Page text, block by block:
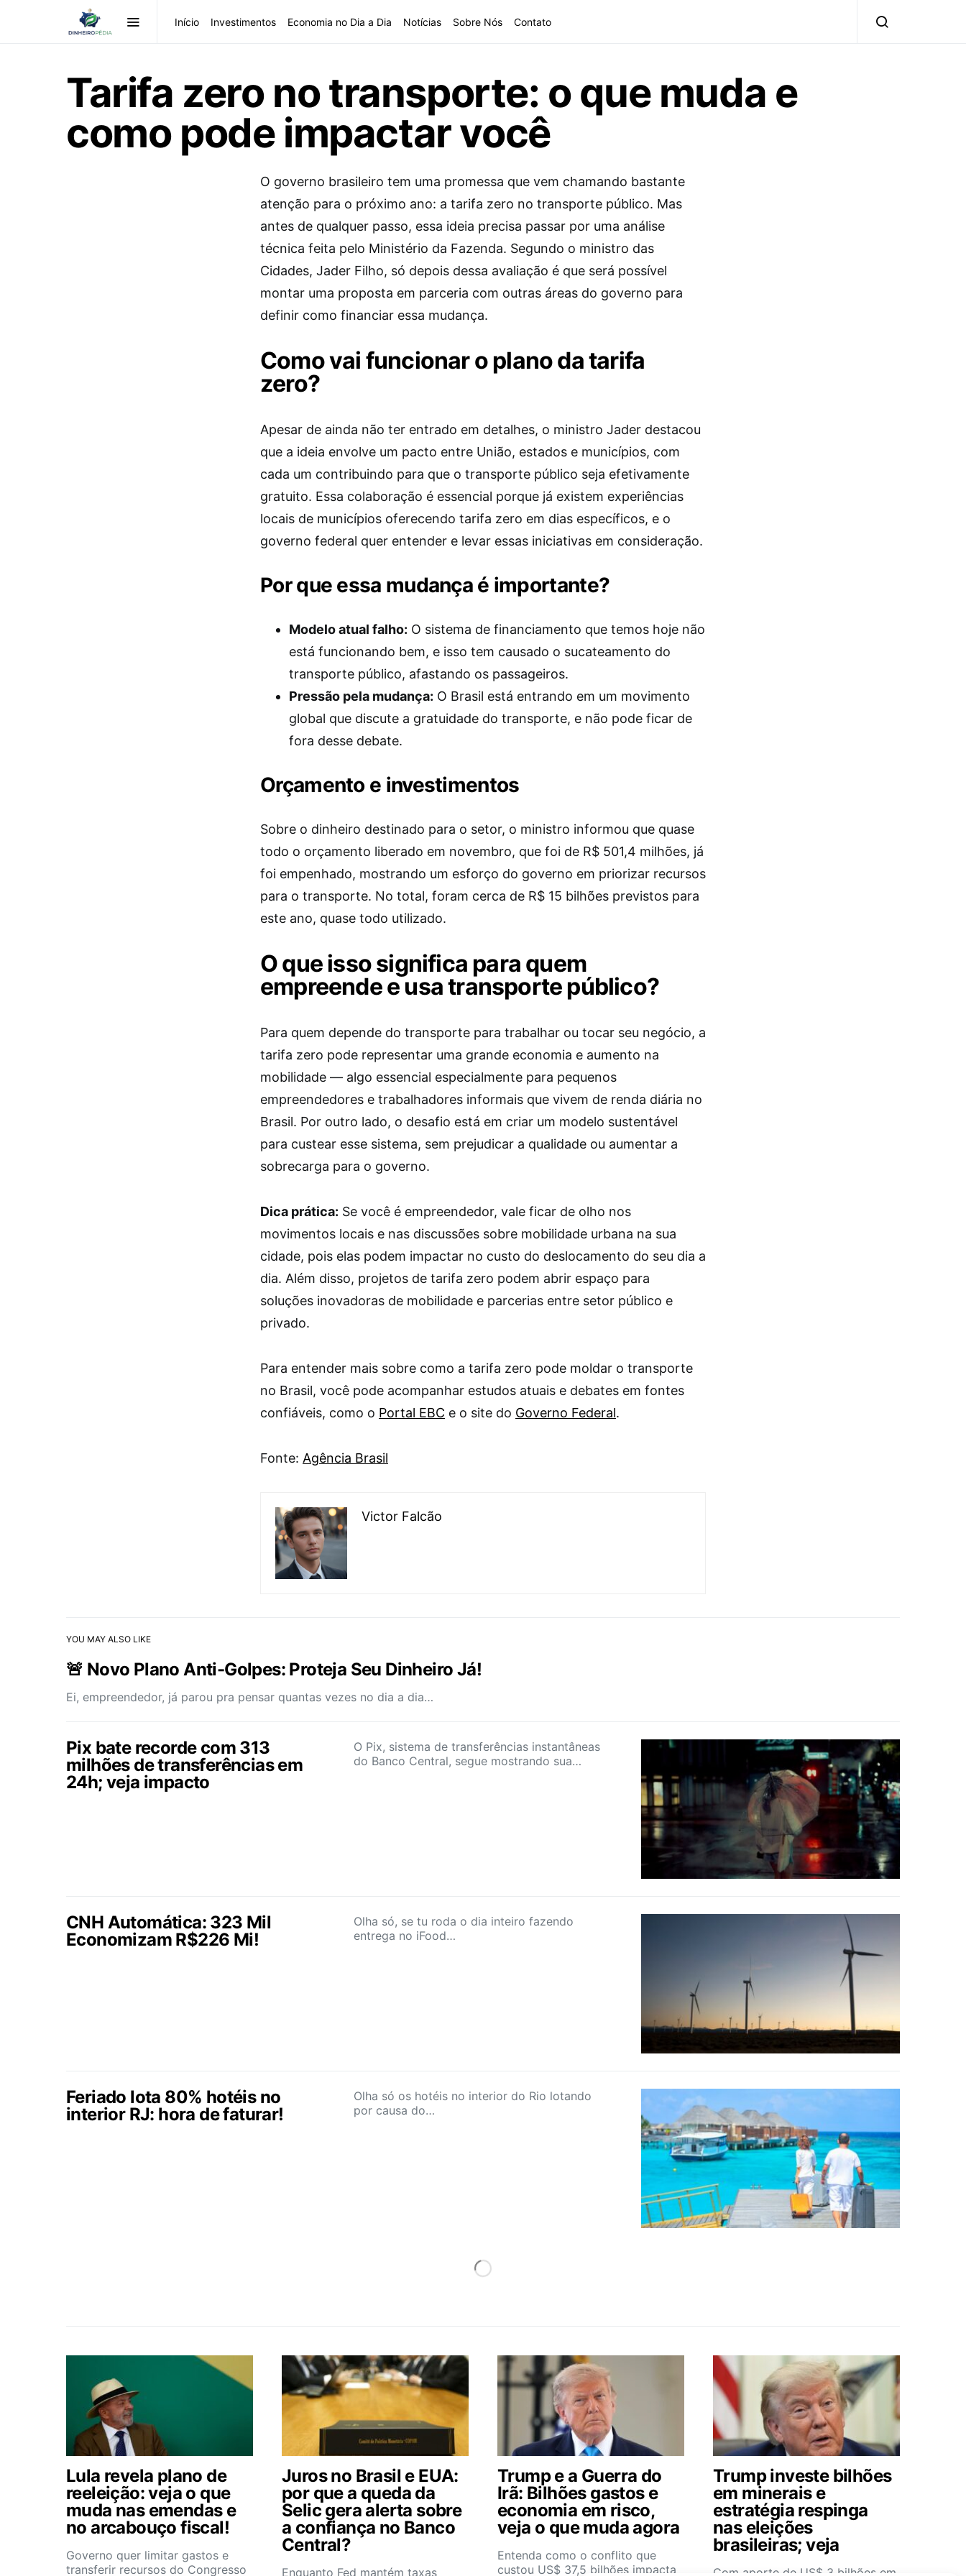
Início Investimentos Economia no Dia a Dia Notícias Sobre Nós Contato
Tarifa zero no transporte: o que muda e
como pode impactar você
O governo brasileiro tem uma promessa que vem chamando bastante
atenção para o próximo ano: a tarifa zero no transporte público. Mas
antes de qualquer passo, essa ideia precisa passar por uma análise
técnica feita pelo Ministério da Fazenda. Segundo o ministro das
Cidades, Jader Filho, só depois dessa avaliação é que será possível
montar uma proposta em parceria com outras áreas do governo para
definir como financiar essa mudança.
Como vai funcionar o plano da tarifa
zero?
Apesar de ainda não ter entrado em detalhes, o ministro Jader destacou
que a ideia envolve um pacto entre União, estados e municípios, com
cada um contribuindo para que o transporte público seja efetivamente
gratuito. Essa colaboração é essencial porque já existem experiências
locais de municípios oferecendo tarifa zero em dias específicos, e o
governo federal quer entender e levar essas iniciativas em consideração.
Por que essa mudança é importante?
Modelo atual falho: O sistema de financiamento que temos hoje não
está funcionando bem, e isso tem causado o sucateamento do
transporte público, afastando os passageiros.
Pressão pela mudança: O Brasil está entrando em um movimento
global que discute a gratuidade do transporte, e não pode ficar de
fora desse debate.
Orçamento e investimentos
Sobre o dinheiro destinado para o setor, o ministro informou que quase
todo o orçamento liberado em novembro, que foi de R$ 501,4 milhões, já
foi empenhado, mostrando um esforço do governo em priorizar recursos
para o transporte. No total, foram cerca de R$ 15 bilhões previstos para
este ano, quase todo utilizado.
O que isso significa para quem
empreende e usa transporte público?
Para quem depende do transporte para trabalhar ou tocar seu negócio, a
tarifa zero pode representar uma grande economia e aumento na
mobilidade — algo essencial especialmente para pequenos
empreendedores e trabalhadores informais que vivem de renda diária no
Brasil. Por outro lado, o desafio está em criar um modelo sustentável
para custear esse sistema, sem prejudicar a qualidade ou aumentar a
sobrecarga para o governo.
Dica prática: Se você é empreendedor, vale ficar de olho nos
movimentos locais e nas discussões sobre mobilidade urbana na sua
cidade, pois elas podem impactar no custo do deslocamento do seu dia a
dia. Além disso, projetos de tarifa zero podem abrir espaço para
soluções inovadoras de mobilidade e parcerias entre setor público e
privado.
Para entender mais sobre como a tarifa zero pode moldar o transporte
no Brasil, você pode acompanhar estudos atuais e debates em fontes
confiáveis, como o Portal EBC e o site do Governo Federal.
Fonte: Agência Brasil
Victor Falcão
YOU MAY ALSO LIKE
🚨 Novo Plano Anti-Golpes: Proteja Seu Dinheiro Já!
Ei, empreendedor, já parou pra pensar quantas vezes no dia a dia…
Pix bate recorde com 313
milhões de transferências em
24h; veja impacto
O Pix, sistema de transferências instantâneas
do Banco Central, segue mostrando sua…
CNH Automática: 323 Mil
Economizam R$226 Mi!
Olha só, se tu roda o dia inteiro fazendo
entrega no iFood…
Feriado lota 80% hotéis no
interior RJ: hora de faturar!
Olha só os hotéis no interior do Rio lotando
por causa do…
Lula revela plano de
reeleição: veja o que
muda nas emendas e
no arcabouço fiscal!
Governo quer limitar gastos e
transferir recursos do Congresso
Juros no Brasil e EUA:
por que a queda da
Selic gera alerta sobre
a confiança no Banco
Central?
Enquanto Fed mantém taxas
Trump e a Guerra do
Irã: Bilhões gastos e
economia em risco,
veja o que muda agora
Entenda como o conflito que
custou US$ 37,5 bilhões impacta
Trump investe bilhões
em minerais e
estratégia respinga
nas eleições
brasileiras; veja
Com aporte de US$ 3 bilhões em